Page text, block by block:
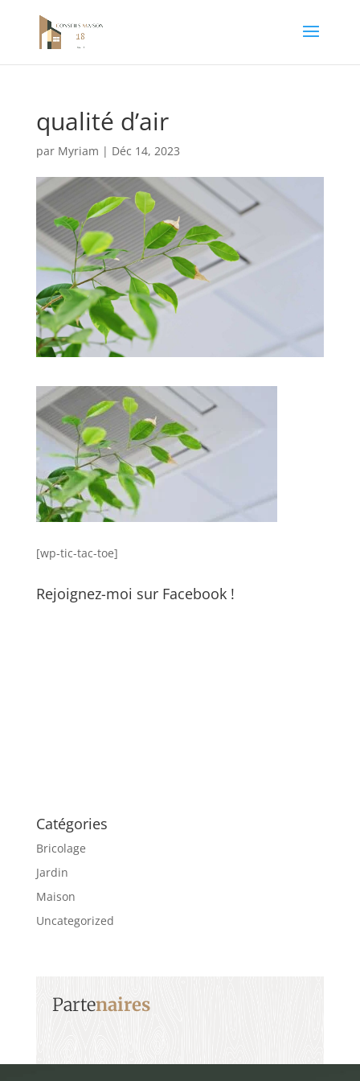
qualité d’air
par Myriam | Déc 14, 2023
[wp-tic-tac-toe]
Rejoignez-moi sur Facebook !
Catégories
Bricolage
Jardin
Maison
Uncategorized
Partenaires